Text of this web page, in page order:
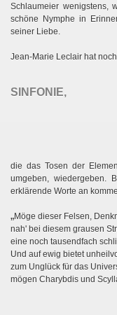
Schlaumeier wenigstens,
schöne Nymphe in
seiner Liebe.
Jean-Marie Leclair hat
SINFONIE,
die das Tosen der
umgeben, wiedergeben.
erklärende Worte an
„Möge dieser Felsen,
nah' bei diesem grausen
eine noch tausendfach
Und auf ewig bietet
zum Unglück für das
mögen Charybdis und